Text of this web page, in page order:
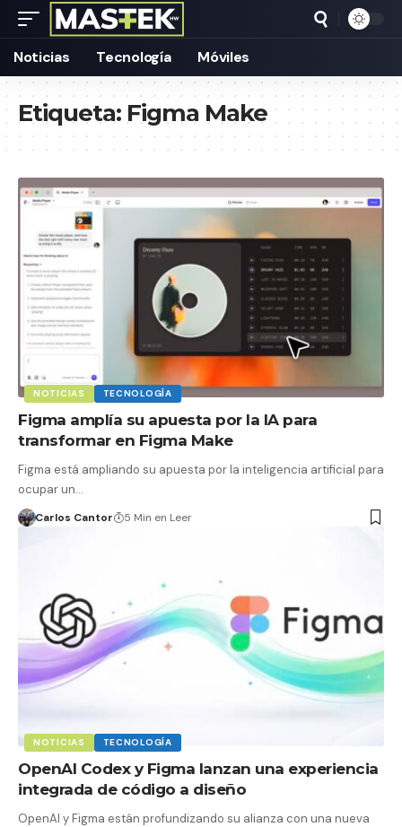
Noticias Tecnología Móviles
Etiqueta:Figma Make
NOTICIAS TECNOLOGÍA
Figma amplía su apuesta por la IA para
transformar en Figma Make
Figma está ampliando su apuesta por la inteligencia artificial para
ocupar un…
Carlos Cantor 5 Min en Leer
NOTICIAS TECNOLOGÍA
OpenAI Codex y Figma lanzan una experiencia
integrada de código a diseño
OpenAI y Figma están profundizando su alianza con una nueva